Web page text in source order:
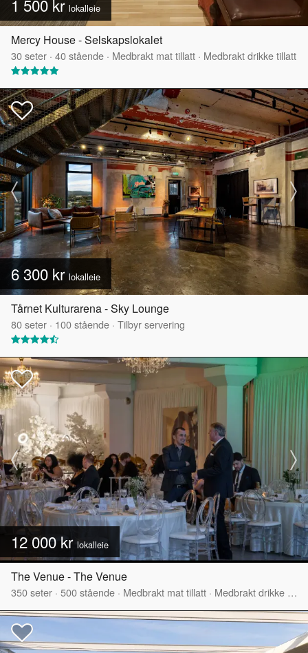
1 500 kr lokalleie
Mercy House - Selskapslokalet
30seter · 40stående · Medbrakt mat tillatt · Medbrakt drikke tillatt
6 300 kr lokalleie
Tårnet Kulturarena - Sky Lounge
80seter · 100stående · Tilbyr servering
12 000 kr lokalleie
The Venue - The Venue
350seter · 500stående · Medbrakt mat tillatt · Medbrakt drikke tillatt